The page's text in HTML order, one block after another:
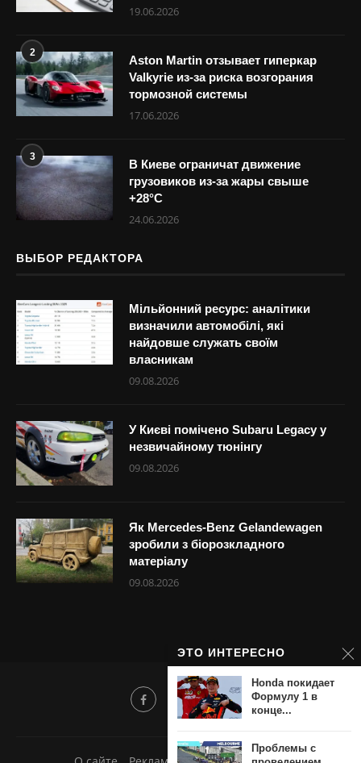
19.06.2026
2
Aston Martin отзывает гиперкар
Valkyrie из-за риска возгорания
тормозной системы
17.06.2026
3
В Киеве ограничат движение
грузовиков из-за жары свыше
+28°С
24.06.2026
ВЫБОР РЕДАКТОРА
Мільйонний ресурс: аналітики
визначили автомобілі, які
найдовше служать своїм
власникам
09.08.2026
У Києві помічено Subaru Legacy у
незвичайному тюнінгу
09.08.2026
Як Mercedes-Benz Gelandewagen
зробили з біорозкладного
матеріалу
09.08.2026
ЭТО ИНТЕРЕСНО
Honda покидает
Формулу 1 в
конце...
Проблемы с